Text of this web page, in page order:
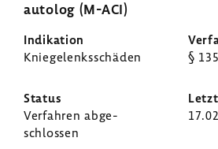
autolog (M-ACI)
Knie­ge­lenks­schäden §
Verfahren abge­
schlossen